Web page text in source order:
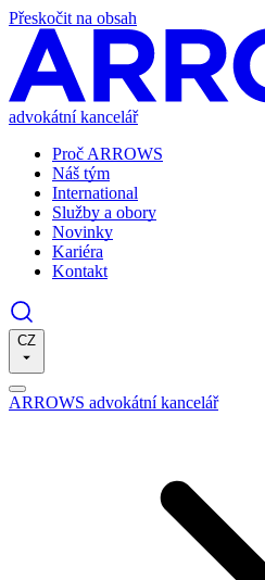
Přeskočit na obsah
advokátní kancelář
Proč ARROWS
Náš tým
International
Služby a obory
Novinky
Kariéra
Kontakt
CZ
ARROWS advokátní kancelář